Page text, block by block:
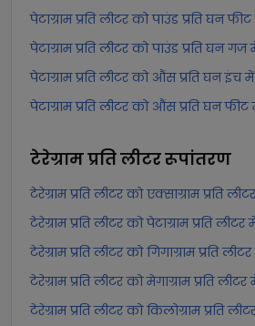
पेटाग्राम प्रति लीटर को पाउंड प्रति घन
पेटाग्राम प्रति लीटर को पाउंड प्रति घन
पेटाग्राम प्रति लीटर को औंस प्रति घन इंच
पेटाग्राम प्रति लीटर को औंस प्रति घन
टेरेग्राम प्रति लीटररूपांतरण
टेरेग्राम प्रति लीटर को एक्साग्राम प्रति
टेरेग्राम प्रति लीटर को पेटाग्राम प्रति
टेरेग्राम प्रति लीटर को गिगाग्राम प्रति
टेरेग्राम प्रति लीटर को मेगाग्राम प्रति
टेरेग्राम प्रति लीटर को किलोग्राम प्रति